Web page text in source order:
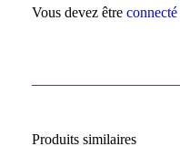
Vous devez être connecté
Produits similaires